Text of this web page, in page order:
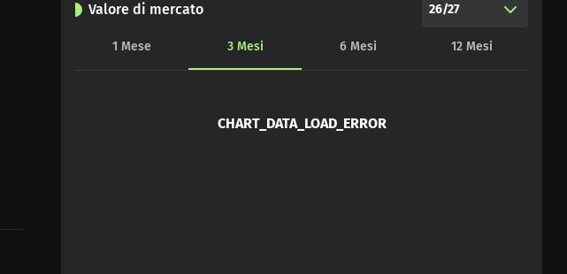
Valore di mercato 26/27
1 Mese 3 Mesi 6 Mesi 12 Mesi
CHART_DATA_LOAD_ERROR